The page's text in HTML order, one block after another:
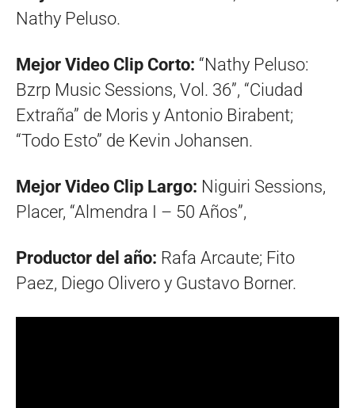
Nathy Peluso.
Mejor Video Clip Corto: “Nathy Peluso:
Bzrp Music Sessions, Vol. 36”, “Ciudad
Extraña” de Moris y Antonio Birabent;
“Todo Esto” de Kevin Johansen.
Mejor Video Clip Largo: Niguiri Sessions,
Placer, “Almendra I – 50 Años”,
Productor del año: Rafa Arcaute; Fito
Paez, Diego Olivero y Gustavo Borner.